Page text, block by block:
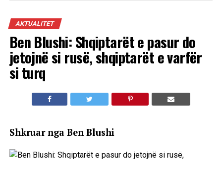
AKTUALITET
Ben Blushi: Shqiptarët e pasur do
jetojnë si rusë, shqiptarët e varfër
si turq
Shkruar nga Ben Blushi